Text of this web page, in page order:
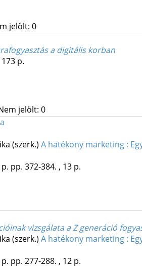
jelölt: 0
a digitális korban
173 p.
jelölt: 0
(szerk.) A hatékony marketing :
pp. 372-384. , 13 p.
vizsgálata a Z generáció
(szerk.) A hatékony marketing :
pp. 277-288. , 12 p.